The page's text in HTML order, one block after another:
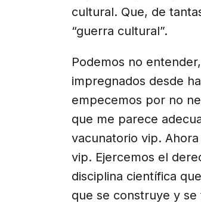
cultural. Que, de
“guerra cultural”.
Podemos no
impregnados desde
empecemos por no
que me parece
vacunatorio vip.
vip. Ejercemos el
disciplina científica
que se construye y